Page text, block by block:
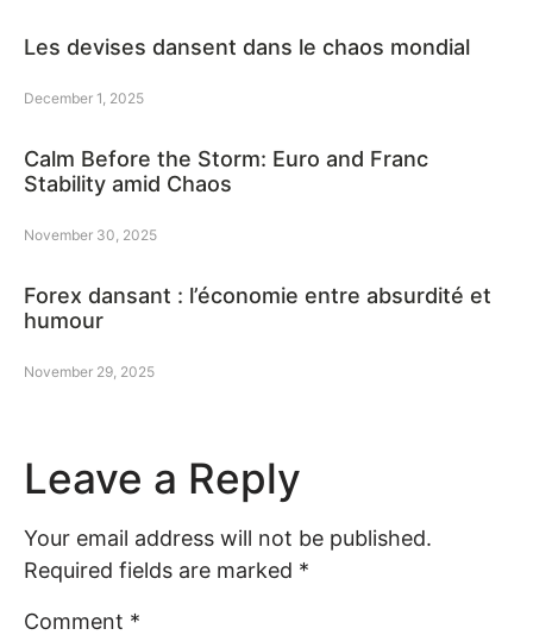
Les devises dansent dans le chaos mondial
December 1, 2025
Calm Before the Storm: Euro and Franc
Stability amid Chaos
November 30, 2025
Forex dansant : l’économie entre absurdité et
humour
November 29, 2025
Leave a Reply
Your email address will not be published.
Required fields are marked *
Comment *